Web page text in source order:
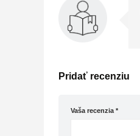
Pridať recenziu
Vaša recenzia *